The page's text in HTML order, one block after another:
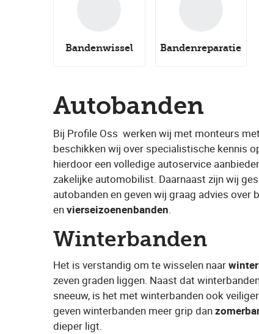
Bandenwissel Bandenreparatie
Autobanden
Bij Profile Oss werken wij met monteurs
beschikken wij over specialistische kennis
hierdoor een volledige autoservice
zakelijke automobilist. Daarnaast zijn wij
autobanden en geven wij graag advies over
en ​vierseizoenenbanden​.
Winterbanden
Het is verstandig om te wisselen naar ​
zeven graden liggen. Naast dat
sneeuw, is het met winterbanden ook
geven winterbanden meer grip dan ​
dieper ligt.